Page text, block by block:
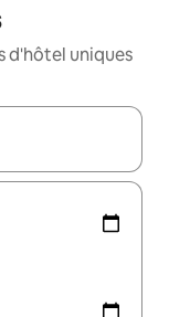
d'hôtel uniques
flèches vers le